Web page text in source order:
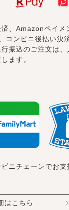
、Amazonペイメ
コンビニ後払い決
振込のご注文は、
ます。
ニチェーンでお支
はこちら